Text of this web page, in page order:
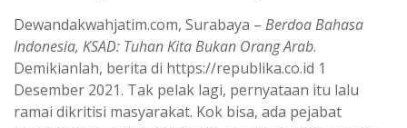
Dewandakwahjatim.com, Surabaya – Berdoa Bahasa
Indonesia, KSAD: Tuhan Kita Bukan Orang Arab.
Demikianlah, berita di https://republika.co.id 1
Desember 2021. Tak pelak lagi, pernyataan itu lalu
ramai dikritisi masyarakat. Kok bisa, ada pejabat